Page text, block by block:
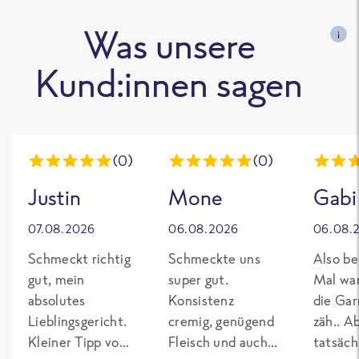
Was unsere
Kund:innen sagen
i
(0)
Justin
07.08.2026
Schmeckt richtig
gut, mein
absolutes
Lieblingsgericht.
Kleiner Tipp von
(0)
Mone
06.08.2026
Schmeckte uns
super gut.
Konsistenz
cremig, genügend
Fleisch und auch
Gabi
Also
Mal
die
zäh..